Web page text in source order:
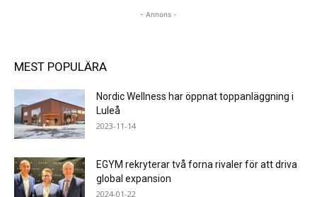
- Annons -
MEST POPULÄRA
Nordic Wellness har öppnat toppanläggning i
Luleå
2023-11-14
EGYM rekryterar två forna rivaler för att driva
global expansion
2024-01-22